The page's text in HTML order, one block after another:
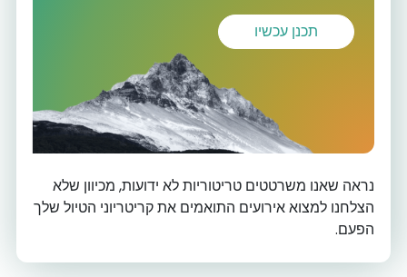
תכנן עכשיו
נראה שאנו משרטטים טריטוריות לא ידועות, מכיוון שלא
הצלחנו למצוא אירועים התואמים את קריטריוני הטיול שלך
הפעם.